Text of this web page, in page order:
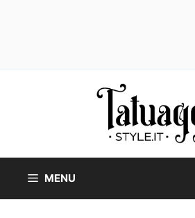
MENU